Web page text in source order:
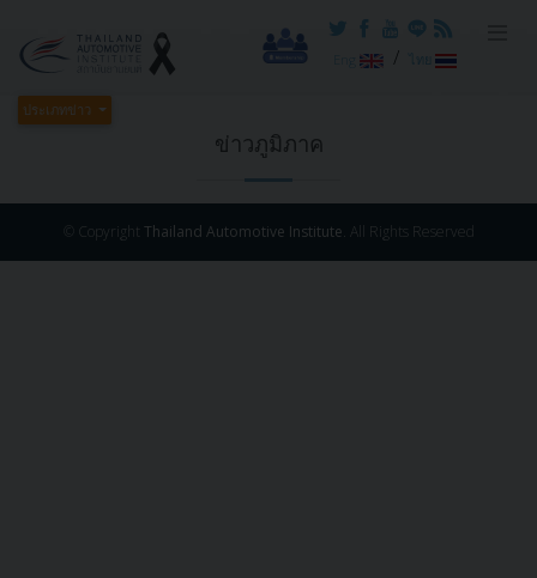
/ ไทย
ประเภทข่าว
ข่าวภูมิภาค
© Copyright Thailand Automotive Institute. All Rights Reserved